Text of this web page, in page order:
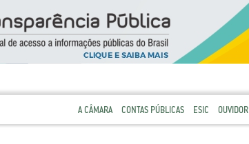
A CÂMARA CONTAS PÚBLICAS ESIC